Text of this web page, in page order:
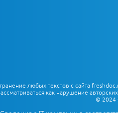
любых текстов с сайта
как нарушение
© 2024